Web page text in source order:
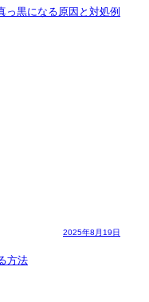
っ黒になる原因と対処例
2025年8月19日
方法